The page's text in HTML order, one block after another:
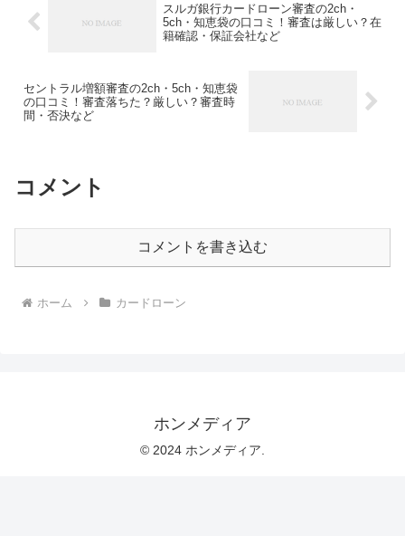
スルガ銀行カードローン審査の2ch・
5ch・知恵袋の口コミ！審査は厳しい？在
籍確認・保証会社など
セントラル増額審査の2ch・5ch・知恵袋
の口コミ！審査落ちた？厳しい？審査時
間・否決など
コメント
コメントを書き込む
ホーム カードローン
ホンメディア
© 2024 ホンメディア.